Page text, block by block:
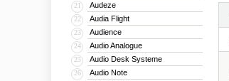
21 Audeze
22 Audia Flight
23 Audience
24 Audio Analogue
25 Audio Desk Systeme
26 Audio Note